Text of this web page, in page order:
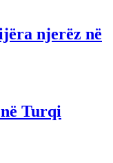
njerëz në
Turqi